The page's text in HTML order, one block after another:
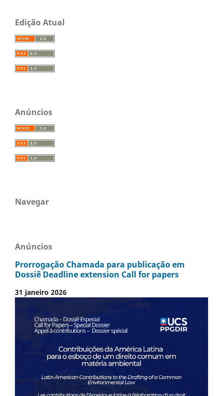
Edição Atual
Anúncios
Navegar
Anúncios
Prorrogação Chamada para publicação em
Dossiê Deadline extension Call for papers
31 janeiro 2026